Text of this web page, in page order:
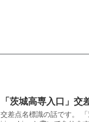
「茨城高専入口」交
交差点名標識の話です。